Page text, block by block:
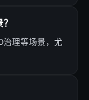
治理等场景，尤